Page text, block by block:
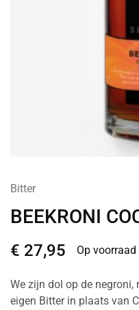
Bitter
BEEKRONI
€ 27,95 Op voorraad
We zijn dol op de
eigen Bitter in plaats van